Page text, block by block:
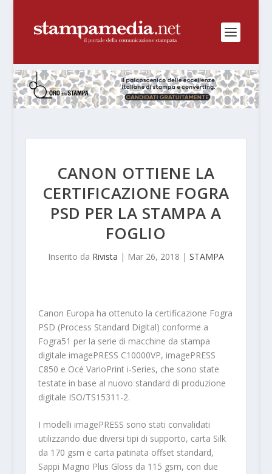
CANON OTTIENE LA
CERTIFICAZIONE FOGRA
PSD PER LA STAMPA A
FOGLIO
Inserito da Rivista | Mar 26, 2018 | STAMPA
Canon Europa ha ottenuto la certificazione Fogra
PSD (Process Standard Digital) conforme a
Fogra51 per la serie di macchine da stampa
digitale imagePRESS C10000VP, imagePRESS
C850 e Océ VarioPrint i-Series, che sono state
testate in base al nuovo standard di produzione
digitale ISO/TS15311-2.
I modelli imagePRESS sono stati convalidati
utilizzando due diversi tipi di supporto, carta Silk
da 170 gsm e carta patinata offset standard,
Sappi Magno Plus Gloss da 115 gsm, con due